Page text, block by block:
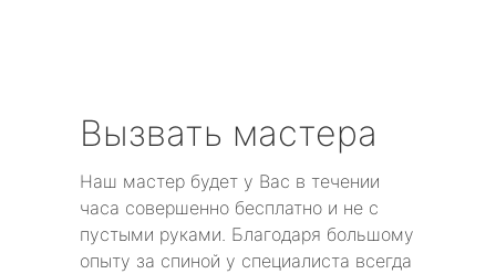
Вызвать мастера
Наш мастер будет у Вас в течении
часа совершенно бесплатно и не с
пустыми руками. Благодаря большому
опыту за спиной у специалиста всегда